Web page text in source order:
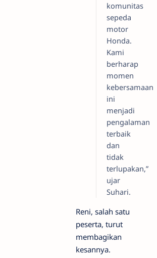
komunitas
sepeda
motor
Honda.
Kami
berharap
momen
kebersamaan
ini
menjadi
pengalaman
terbaik
dan
tidak
terlupakan,”
ujar
Suhari.
Reni, salah satu
peserta, turut
membagikan
kesannya.